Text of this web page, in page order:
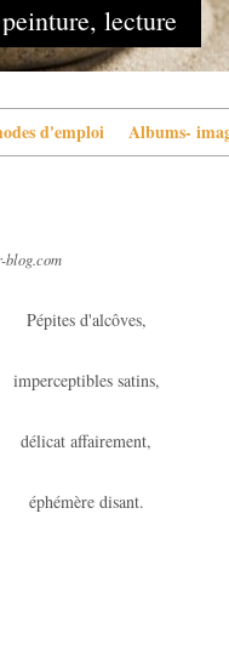
lecture
d'emploi Albums-
blog.com
Pépites d'alcôves,
imperceptibles satins,
délicat affairement,
éphémère disant.